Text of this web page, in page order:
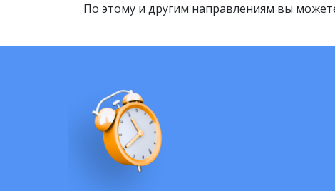
По этому и другим направлениям вы